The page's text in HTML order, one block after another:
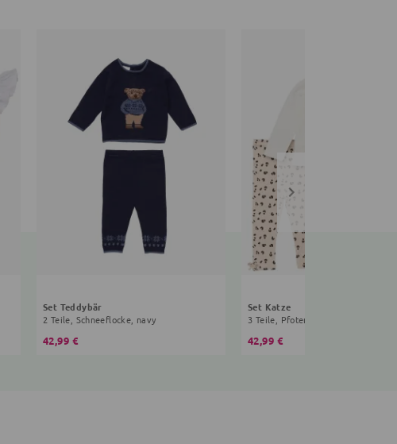
Set Teddybär
2 Teile, Schneeflocke, navy
42,99 €
Set Katze
3 Teile, Pfoten, Rüschen, creme,
42,99 €